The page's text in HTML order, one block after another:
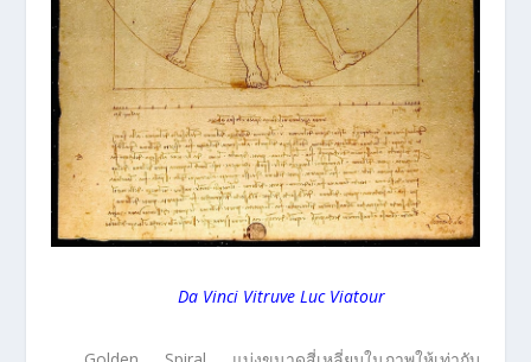
Da Vinci Vitruve Luc Viatour